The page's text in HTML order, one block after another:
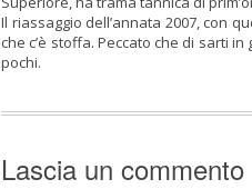
Il riassaggio dell’annata 2007, con
che c’è stoffa. Peccato che di sarti
pochi.
Lascia un commento